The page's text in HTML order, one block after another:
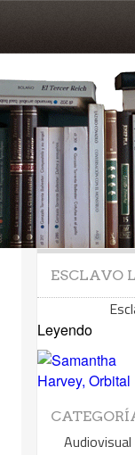
ESCLAVO
Leyendo
Audiovisual